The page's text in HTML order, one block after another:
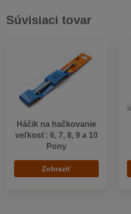
Súvisiaci tovar
Háčik na hačkovanie
veľkosť: 6, 7, 8, 9 a 10
Pony
Zobraziť